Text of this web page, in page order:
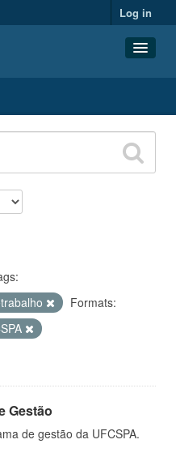
Log in
Formats:
Gestão
de gestão da UFCSPA.